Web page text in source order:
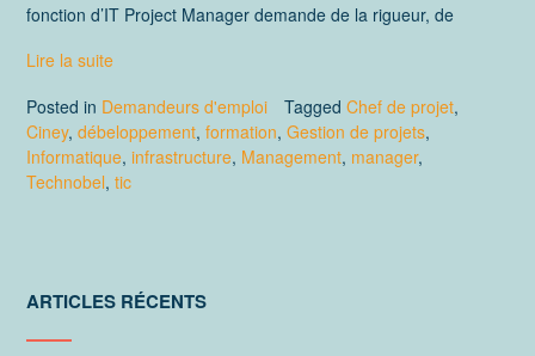
fonction d’IT Project Manager demande de la rigueur, de
Lire la suite
Posted in Demandeurs d'emploi Tagged Chef de projet,
Ciney, débeloppement, formation, Gestion de projets,
Informatique, infrastructure, Management, manager,
Technobel, tic
ARTICLES RÉCENTS